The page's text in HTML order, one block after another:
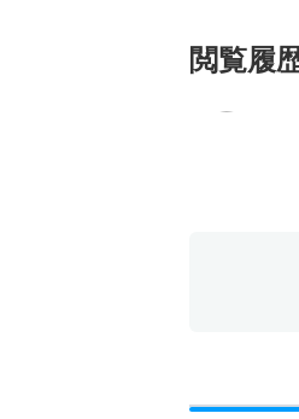
閲覧履